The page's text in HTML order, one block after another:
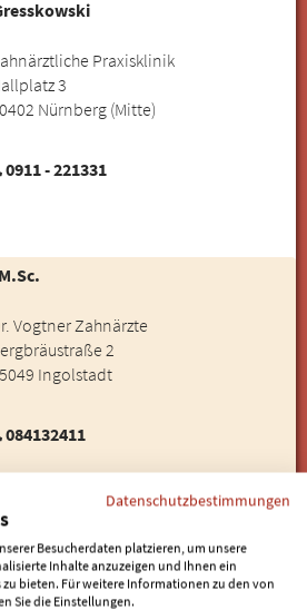
Praxisklinik
3
Nürnberg (Mitte)
0911 - 221331
Vogtner Zahnärzte
2
Ingolstadt
084132411
von Langenzenn:
|Wilhermsdorf
Datenschutzbestimmungen
Besucherdaten platzieren, um unsere
Inhalte anzuzeigen und Ihnen ein
bieten. Für weitere Informationen zu den von
Sie die Einstellungen.